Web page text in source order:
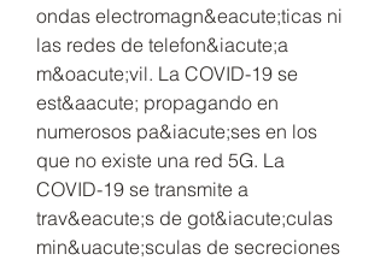
ondas electromagn&eacute;ticas ni
las redes de telefon&iacute;a
m&oacute;vil. La COVID-19 se
est&aacute; propagando en
numerosos pa&iacute;ses en los
que no existe una red 5G. La
COVID-19 se transmite a
trav&eacute;s de got&iacute;culas
min&uacute;sculas de secreciones